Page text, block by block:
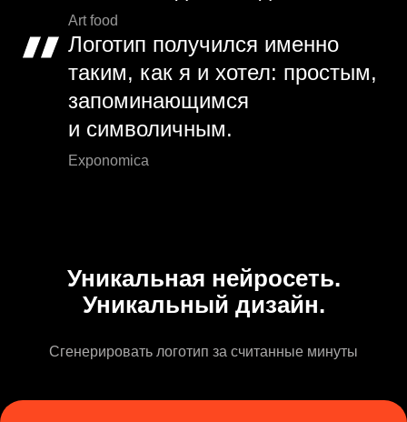
Art food
Логотип получился именно
таким, как я и хотел: простым,
запоминающимся
и символичным.
Exponomica
Уникальная нейросеть.
Уникальный дизайн.
Сгенерировать логотип за считанные минуты